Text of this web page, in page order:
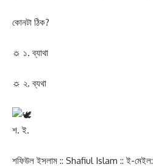
কোনটা ঠিক?
☼ ১. ব্যাথা
☼ ২. ব্যথা
শ. ই.
শফিউল ইসলাম :: Shafiul Islam :: ই-মেইল: